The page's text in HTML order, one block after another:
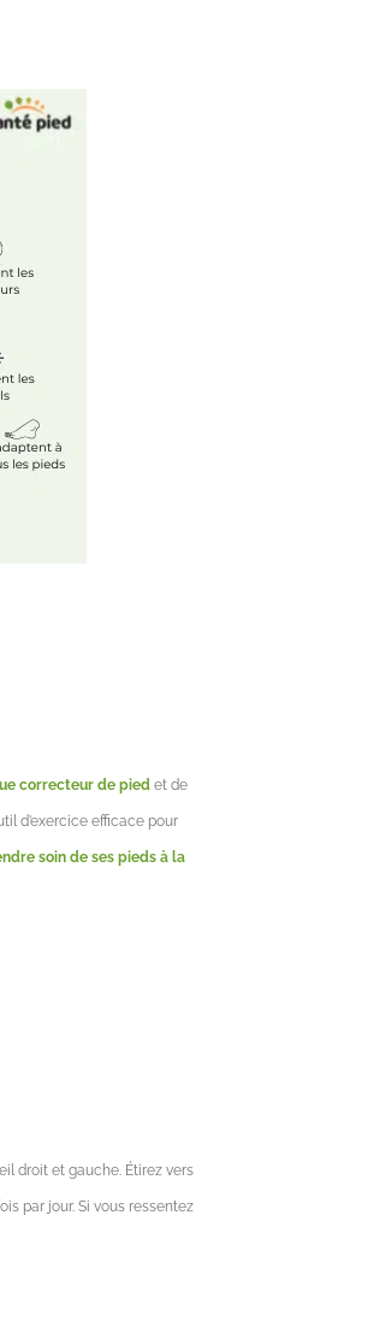
correcteur de pied et de
d’exercice efficace pour
soin de ses pieds à la
droit et gauche. Étirez vers
par jour. Si vous ressentez